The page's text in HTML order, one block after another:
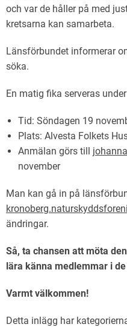
och var de håller på med
kretsarna kan samarbeta.
Länsförbundet informerar
söka.
En matig fika serveras
Tid: Söndagen 19
Plats: Alvesta Folkets
Anmälan görs till
november
Man kan gå in på
ändringar.
Så, ta chansen att möta
lära känna medlemmar i
Varmt välkommen!
Detta inlägg har